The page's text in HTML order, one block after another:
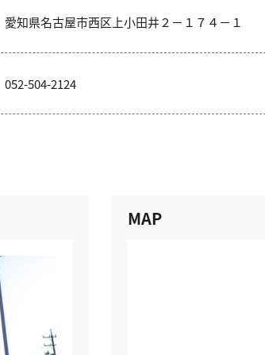
愛知県名古屋市西区上小田井２－１７４－１
052-504-2124
MAP